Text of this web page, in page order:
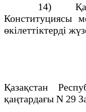
14)
Конституциясы
өкілеттіктердi
Қазақстан
қаңтардағы N 29